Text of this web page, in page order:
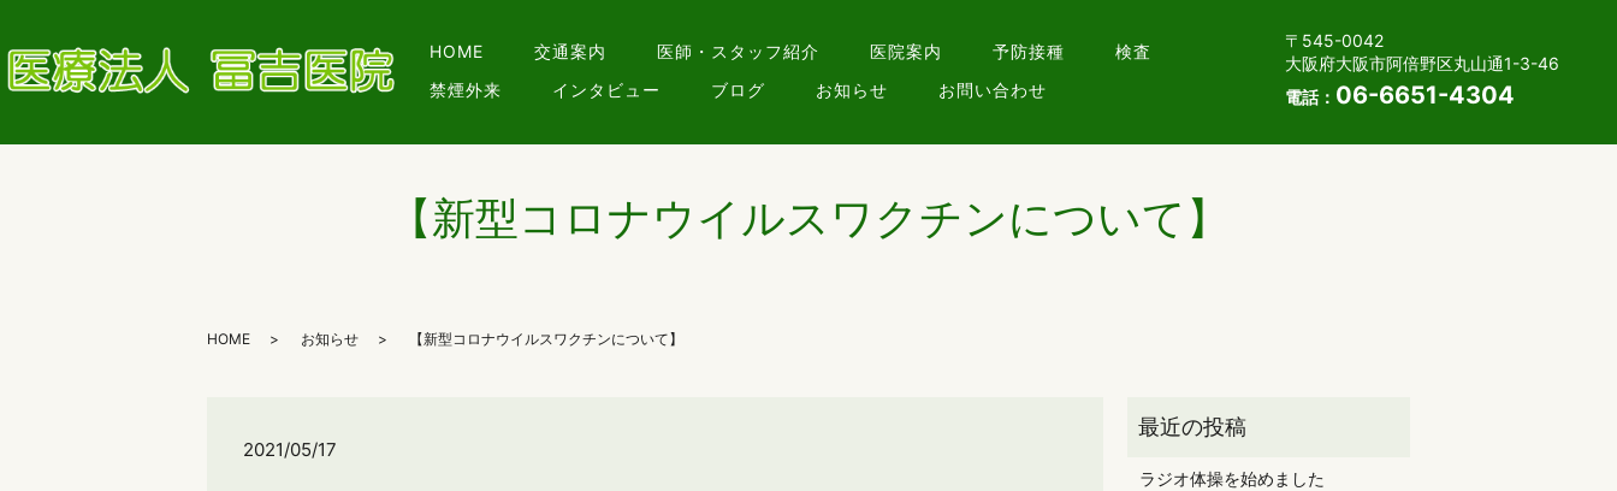
HOME 交通案内 医師・スタッフ紹介 医院案内 予防接種
検査
禁煙外来
インタビュー ブログ お知らせ お問い合わせ
〒545-0042
大阪府大阪市阿倍野区丸山通1-3-46
電話： 06-6651-4304
【新型コロナウイルスワクチンについて】
HOME お知らせ 【新型コロナウイルスワクチンについて】
2021/05/17
ラジオ体操を始めました